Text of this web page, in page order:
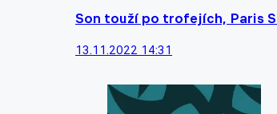
Son touží po trofejích, Paris
13.11.2022 14:31